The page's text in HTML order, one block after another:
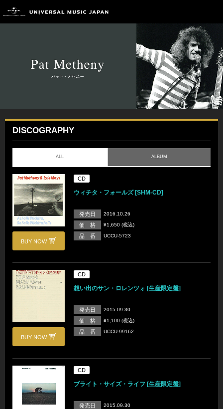
DISCOGRAPHY
ALL ALBUM
BUY NOW
CD
ウィチタ・フォールズ [SHM-CD]
発売日 2016.10.26
価 格 ¥1,650 (税込)
品 番 UCCU-5723
BUY NOW
CD
想い出のサン・ロレンツォ [生産限定盤]
発売日 2015.09.30
価 格 ¥1,100 (税込)
品 番 UCCU-99162
CD
ブライト・サイズ・ライフ [生産限定盤]
発売日 2015.09.30